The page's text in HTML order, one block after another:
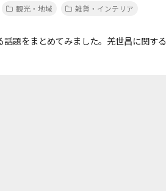
観光・地域 雑貨・インテリア
題をまとめてみました。羌世昌に関する